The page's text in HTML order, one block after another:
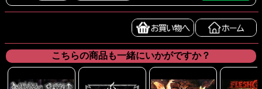
こちらの商品も一緒にいかがですか？